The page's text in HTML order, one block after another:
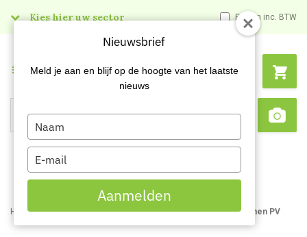
Kies hier uw sector Prijzen inc. BTW
Search
Menu
Home Webshop Plegt Vos kleding en PBM Test werkschoenen PV
Nieuwsbrief
Meld je aan en blijf op de hoogte van het laatste
nieuws
Type
your
name
Type
your
email
Aanmelden